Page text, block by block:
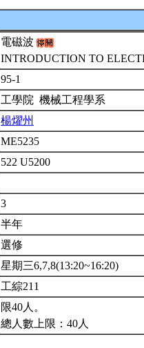
電磁波
INTRODUCTION TO
95-1
工學院 機械工程學系
楊燿州
ME5235
522 U5200
3
半年
選修
星期三6,7,8(13:20~16:20)
工綜211
限40人。
總人數上限：40人